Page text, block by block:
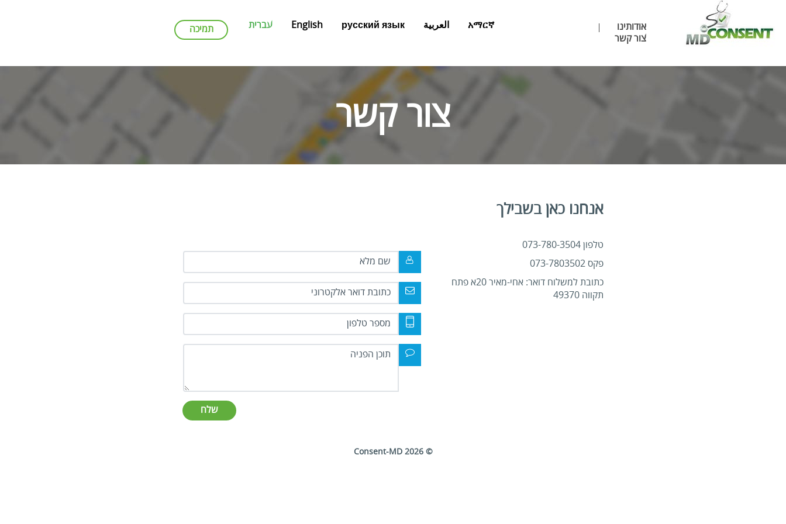
אודותינו
צור קשר
עברית English русский язык العربية አማርኛ תמיכה
צור קשר
אנחנו כאן בשבילך
טלפון 073-780-3504
פקס 073-7803502
כתובת למשלוח דואר: אחי-מאיר 20א פתח
תקווה 49370
© 2026 Consent-MD